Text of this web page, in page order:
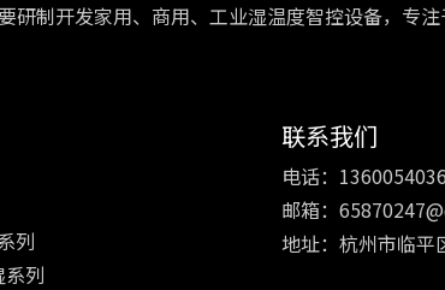
研制开发家用、商用、工业湿温度智控设备，
列
列
联系我们
电话：
邮箱：
地址：杭州市临平